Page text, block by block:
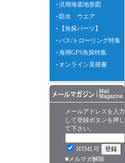
汎用海底地形図
防水 ウエア
【魚探パーツ】
バス/トローリング特集
海用GPS魚探特集
オンライン見積書
メールアドレスを入力
して登録ボタンを押し
て下さい。
HTML可
■メルマガ解除